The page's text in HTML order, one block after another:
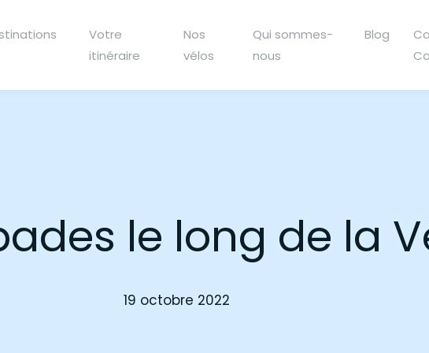
Votre
itinéraire
Nos
vélos
Qui sommes-
nous
Blog
le long de la
19 octobre 2022